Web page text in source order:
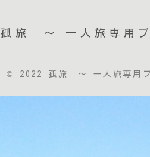
孤旅 〜 一人旅専用
© 2022 孤旅 〜 一人旅専用